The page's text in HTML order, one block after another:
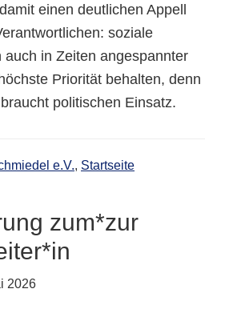
einen deutlichen Appell
soziale
auch in Zeiten angespannter
Priorität behalten, denn
politischen Einsatz.
e.V., Startseite
zum*zur
2026